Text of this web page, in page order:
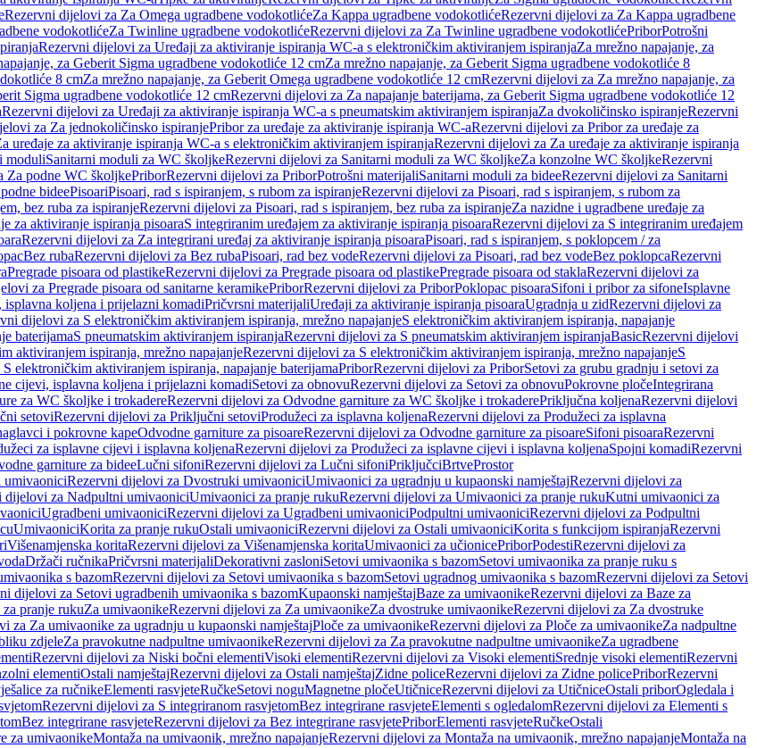
Rezervni dijelovi za Za Omega ugradbene vodokotlićeZa Kappa ugradbene vodokotlićeRezervni dijelovi za Za Kappa ugradbene
vodokotlićeZa Twinline ugradbene vodokotlićeRezervni dijelovi za Za Twinline ugradbene vodokotlićePriborPotrošni
Rezervni dijelovi za Uređaji za aktiviranje ispiranja WC-a s elektroničkim aktiviranjem ispiranjaZa mrežno napajanje, za
za Geberit Sigma ugradbene vodokotliće 12 cmZa mrežno napajanje, za Geberit Sigma ugradbene vodokotliće 8
8 cmZa mrežno napajanje, za Geberit Omega ugradbene vodokotliće 12 cmRezervni dijelovi za Za mrežno napajanje, za
Sigma ugradbene vodokotliće 12 cmRezervni dijelovi za Za napajanje baterijama, za Geberit Sigma ugradbene vodokotliće 12
Rezervni dijelovi za Uređaji za aktiviranje ispiranja WC-a s pneumatskim aktiviranjem ispiranjaZa dvokoličinsko ispiranjeRezervni
za Za jednokoličinsko ispiranjePribor za uređaje za aktiviranje ispiranja WC-aRezervni dijelovi za Pribor za uređaje za
uređaje za aktiviranje ispiranja WC-a s elektroničkim aktiviranjem ispiranjaRezervni dijelovi za Za uređaje za aktiviranje ispiranja
moduliSanitarni moduli za WC školjkeRezervni dijelovi za Sanitarni moduli za WC školjkeZa konzolne WC školjkeRezervni
Za podne WC školjkePriborRezervni dijelovi za PriborPotrošni materijaliSanitarni moduli za bideeRezervni dijelovi za Sanitarni
bideePisoariPisoari, rad s ispiranjem, s rubom za ispiranjeRezervni dijelovi za Pisoari, rad s ispiranjem, s rubom za
bez ruba za ispiranjeRezervni dijelovi za Pisoari, rad s ispiranjem, bez ruba za ispiranjeZa nazidne i ugradbene uređaje za
za aktiviranje ispiranja pisoaraS integriranim uređajem za aktiviranje ispiranja pisoaraRezervni dijelovi za S integriranim uređajem
Rezervni dijelovi za Za integrirani uređaj za aktiviranje ispiranja pisoaraPisoari, rad s ispiranjem, s poklopcem / za
Bez rubaRezervni dijelovi za Bez rubaPisoari, rad bez vodeRezervni dijelovi za Pisoari, rad bez vodeBez poklopcaRezervni
Pregrade pisoara od plastikeRezervni dijelovi za Pregrade pisoara od plastikePregrade pisoara od staklaRezervni dijelovi za
za Pregrade pisoara od sanitarne keramikePriborRezervni dijelovi za PriborPoklopac pisoaraSifoni i pribor za sifoneIsplavne
koljena i prijelazni komadiPričvrsni materijaliUređaji za aktiviranje ispiranja pisoaraUgradnja u zidRezervni dijelovi za
dijelovi za S elektroničkim aktiviranjem ispiranja, mrežno napajanjeS elektroničkim aktiviranjem ispiranja, napajanje
baterijamaS pneumatskim aktiviranjem ispiranjaRezervni dijelovi za S pneumatskim aktiviranjem ispiranjaBasicRezervni dijelovi
aktiviranjem ispiranja, mrežno napajanjeRezervni dijelovi za S elektroničkim aktiviranjem ispiranja, mrežno napajanjeS
elektroničkim aktiviranjem ispiranja, napajanje baterijamaPriborRezervni dijelovi za PriborSetovi za grubu gradnju i setovi za
cijevi, isplavna koljena i prijelazni komadiSetovi za obnovuRezervni dijelovi za Setovi za obnovuPokrovne pločeIntegrirana
za WC školjke i trokadereRezervni dijelovi za Odvodne garniture za WC školjke i trokaderePriključna koljenaRezervni dijelovi
setoviRezervni dijelovi za Priključni setoviProdužeci za isplavna koljenaRezervni dijelovi za Produžeci za isplavna
i pokrovne kapeOdvodne garniture za pisoareRezervni dijelovi za Odvodne garniture za pisoareSifoni pisoaraRezervni
za isplavne cijevi i isplavna koljenaRezervni dijelovi za Produžeci za isplavne cijevi i isplavna koljenaSpojni komadiRezervni
garniture za bideeLučni sifoniRezervni dijelovi za Lučni sifoniPriključciBrtveProstor
Rezervni dijelovi za Dvostruki umivaoniciUmivaonici za ugradnju u kupaonski namještajRezervni dijelovi za
dijelovi za Nadpultni umivaoniciUmivaonici za pranje rukuRezervni dijelovi za Umivaonici za pranje rukuKutni umivaonici za
Ugradbeni umivaoniciRezervni dijelovi za Ugradbeni umivaoniciPodpultni umivaoniciRezervni dijelovi za Podpultni
UmivaoniciKorita za pranje rukuOstali umivaoniciRezervni dijelovi za Ostali umivaoniciKorita s funkcijom ispiranjaRezervni
Višenamjenska koritaRezervni dijelovi za Višenamjenska koritaUmivaonici za učionicePriborPodestiRezervni dijelovi za
Držači ručnikaPričvrsni materijaliDekorativni zasloniSetovi umivaonika s bazomSetovi umivaonika za pranje ruku s
s bazomRezervni dijelovi za Setovi umivaonika s bazomSetovi ugradnog umivaonika s bazomRezervni dijelovi za Setovi
dijelovi za Setovi ugradbenih umivaonika s bazomKupaonski namještajBaze za umivaonikeRezervni dijelovi za Baze za
pranje rukuZa umivaonikeRezervni dijelovi za Za umivaonikeZa dvostruke umivaonikeRezervni dijelovi za Za dvostruke
za Za umivaonike za ugradnju u kupaonski namještajPloče za umivaonikeRezervni dijelovi za Ploče za umivaonikeZa nadpultne
zdjeleZa pravokutne nadpultne umivaonikeRezervni dijelovi za Za pravokutne nadpultne umivaonikeZa ugradbene
Rezervni dijelovi za Niski bočni elementiVisoki elementiRezervni dijelovi za Visoki elementiSrednje visoki elementiRezervni
elementiOstali namještajRezervni dijelovi za Ostali namještajZidne policeRezervni dijelovi za Zidne policePriborRezervni
za ručnikeElementi rasvjeteRučkeSetovi noguMagnetne pločeUtičniceRezervni dijelovi za UtičniceOstali priborOgledala i
Rezervni dijelovi za S integriranom rasvjetomBez integrirane rasvjeteElementi s ogledalomRezervni dijelovi za Elementi s
Bez integrirane rasvjeteRezervni dijelovi za Bez integrirane rasvjetePriborElementi rasvjeteRučkeOstali
za umivaonikeMontaža na umivaonik, mrežno napajanjeRezervni dijelovi za Montaža na umivaonik, mrežno napajanjeMontaža na